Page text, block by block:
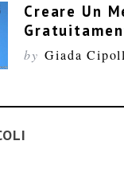
Creare Un
by Giada